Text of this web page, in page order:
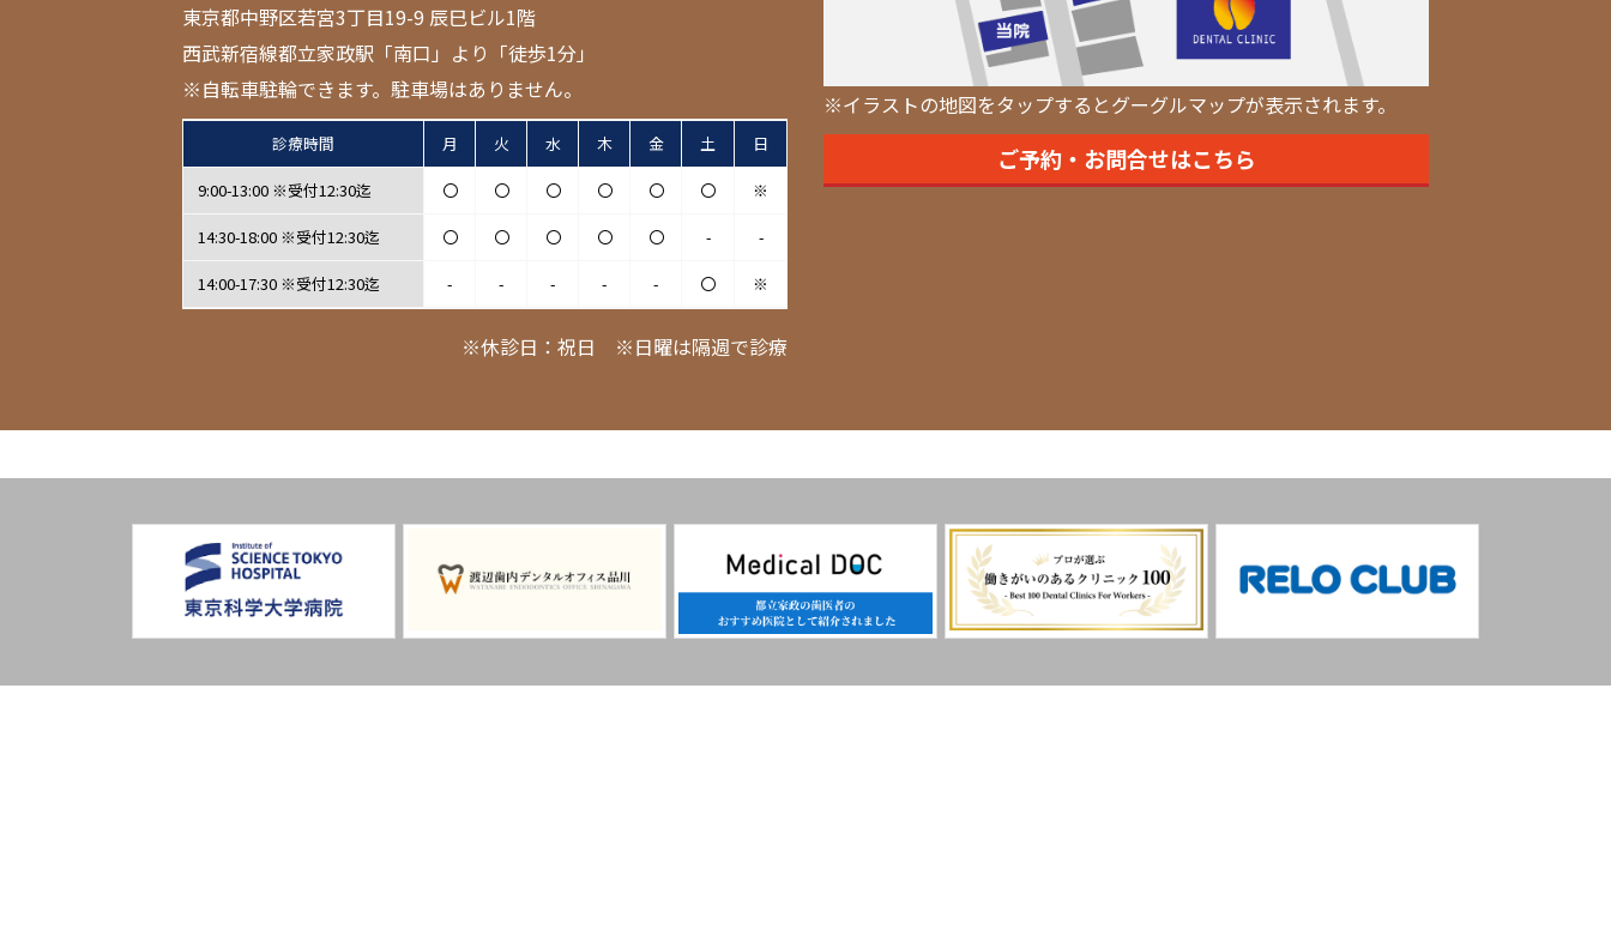
東京都中野区若宮3丁目19-9 辰巳ビル1階
西武新宿線都立家政駅「南口」より「徒歩1分」
※自転車駐輪できます。駐車場はありません。
診療時間 月 火 水 木 金 土 日
9:00-13:00 ※受付12:30迄 〇 〇 〇 〇 〇 〇 ※
14:30-18:00 ※受付12:30迄 〇 〇 〇 〇 〇 - -
14:00-17:30 ※受付12:30迄 - - - - - 〇 ※
※休診日：祝日 ※日曜は隔週で診療
※イラストの地図をタップするとグーグルマップが表示されます。
ご予約・お問合せはこちら